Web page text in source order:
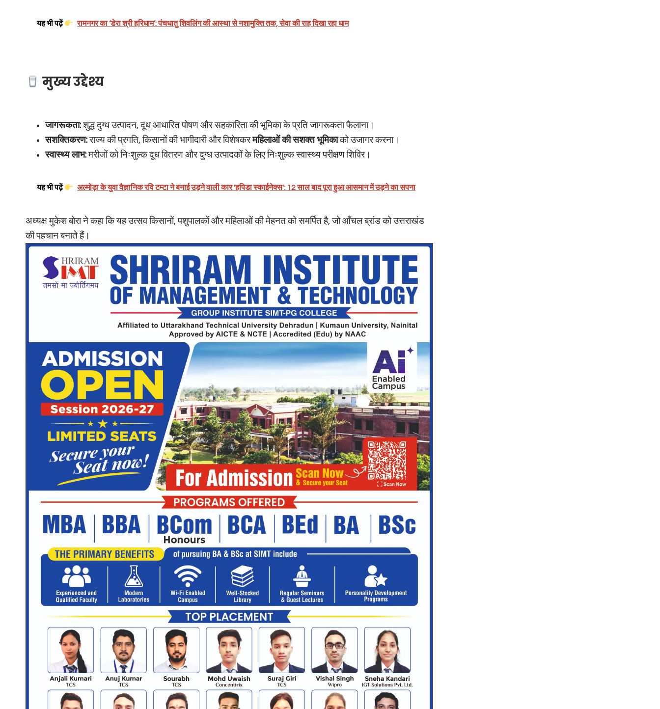
यह भी पढ़ें रामनगर का ‘डेरा श्री हरिधाम’: पंचधातु शिवलिंग की आस्था से नशामुक्ति तक, सेवा की राह दिखा रहा धाम
मुख्य उद्देश्य
जागरूकता:शुद्ध दुग्ध उत्पादन, दूध आधारित पोषण और सहकारिता की भूमिका के प्रति जागरूकता फैलाना।
सशक्तिकरण:राज्य की प्रगति, किसानों की भागीदारी और विशेषकरमहिलाओं की सशक्त भूमिकाको उजागर करना।
स्वास्थ्य लाभ:मरीजों को निःशुल्क दूध वितरण और दुग्ध उत्पादकों के लिए निःशुल्क स्वास्थ्य परीक्षण शिविर।
यह भी पढ़ें अल्मोड़ा के युवा वैज्ञानिक रवि टम्टा ने बनाई उड़ने वाली कार 'हपिडा स्काईनेक्स': 12 साल बाद पूरा हुआ आसमान में उड़ने का सपना
अध्यक्ष मुकेश बोरा ने कहा कि यह उत्सव किसानों, पशुपालकों और महिलाओं की मेहनत को समर्पित है, जो आँचल ब्रांड को उत्तराखंड
की पहचान बनाते हैं।